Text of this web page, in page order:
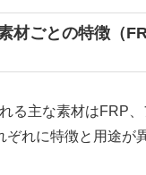
材ごとの特徴（
る主な素材はFRP
ぞれに特徴と用途が